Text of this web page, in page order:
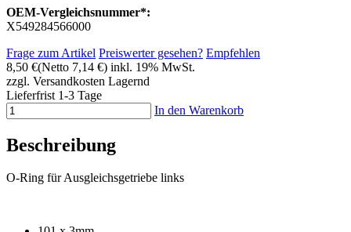
OEM-Vergleichsnummer*:
X549284566000
Frage zum Artikel Preiswerter gesehen? Empfehlen
8,50 €(Netto 7,14 €) inkl. 19% MwSt.
zzgl. Versandkosten Lagernd
Lieferfrist 1-3 Tage
In den Warenkorb
Beschreibung
O-Ring für Ausgleichsgetriebe links